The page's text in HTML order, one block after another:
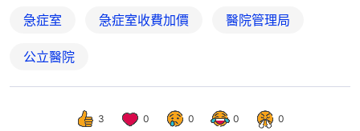
急症室 急症室收費加價 醫院管理局
公立醫院
3 0 0 0 0